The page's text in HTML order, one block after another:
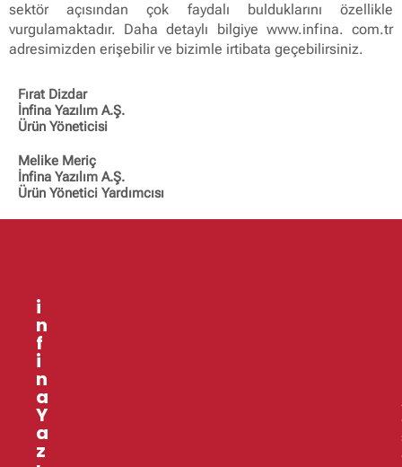
sektör açısından çok faydalı bulduklarını özellikle
vurgulamaktadır. Daha detaylı bilgiye www.infina. com.tr
adresimizden erişebilir ve bizimle irtibata geçebilirsiniz.
Fırat Dizdar
İnfina Yazılım A.Ş.
Ürün Yöneticisi
Melike Meriç
İnfina Yazılım A.Ş.
Ürün Yönetici Yardımcısı
i
n
f
i
n
a
Y
a
z
r